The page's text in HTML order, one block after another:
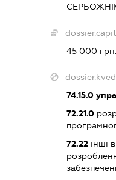
45 000 грн.
74.15.0
72.21.0
72.22 інші